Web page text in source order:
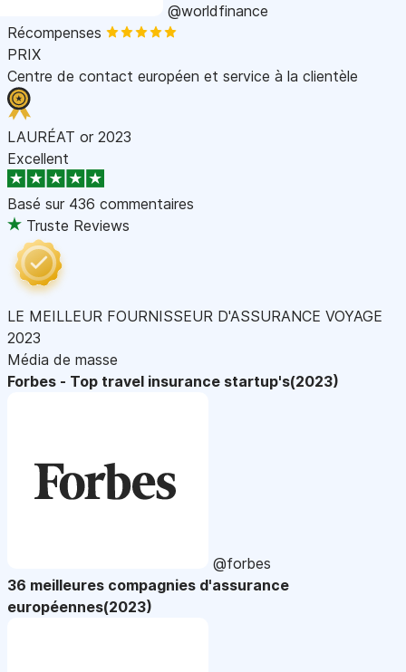
@worldfinance
Récompenses
PRIX
Centre de contact européen et service à la clientèle
LAURÉAT or 2023
Excellent
Basé sur 436 commentaires
Truste Reviews
LE MEILLEUR FOURNISSEUR D'ASSURANCE VOYAGE
2023
Média de masse
Forbes - Top travel insurance startup's(2023)
@forbes
36 meilleures compagnies d'assurance
européennes(2023)